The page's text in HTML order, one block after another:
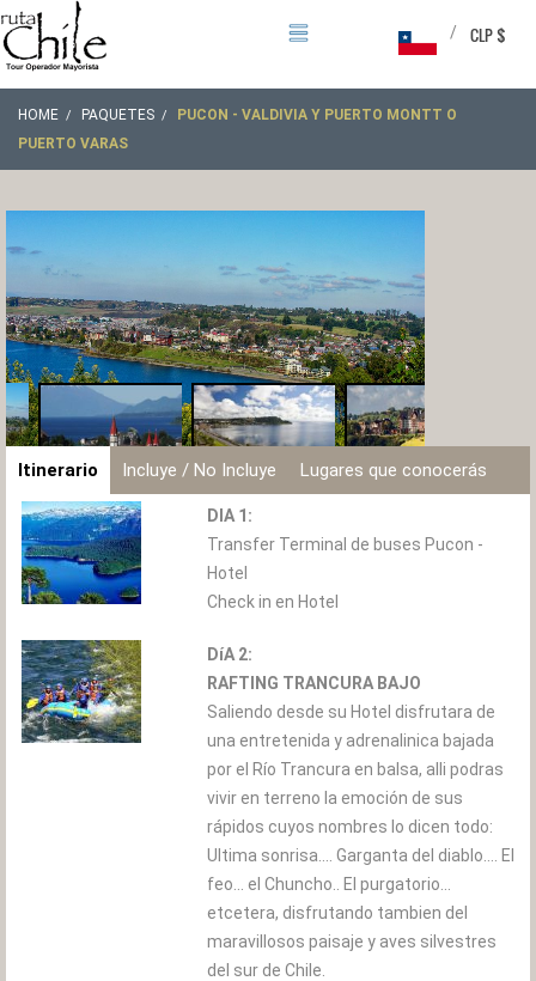
CLP $
/
HOME PAQUETES
PUCON - VALDIVIA Y PUERTO MONTT O
PUERTO VARAS
Itinerario Incluye / No Incluye Lugares que conocerás
DIA 1:
Transfer Terminal de buses Pucon -
Hotel
Check in en Hotel
DíA 2:
RAFTING TRANCURA BAJO
Saliendo desde su Hotel disfrutara de
una entretenida y adrenalinica bajada
por el Río Trancura en balsa, alli podras
vivir en terreno la emoción de sus
rápidos cuyos nombres lo dicen todo:
Ultima sonrisa.... Garganta del diablo.... El
feo... el Chuncho.. El purgatorio...
etcetera, disfrutando tambien del
maravillosos paisaje y aves silvestres
del sur de Chile.